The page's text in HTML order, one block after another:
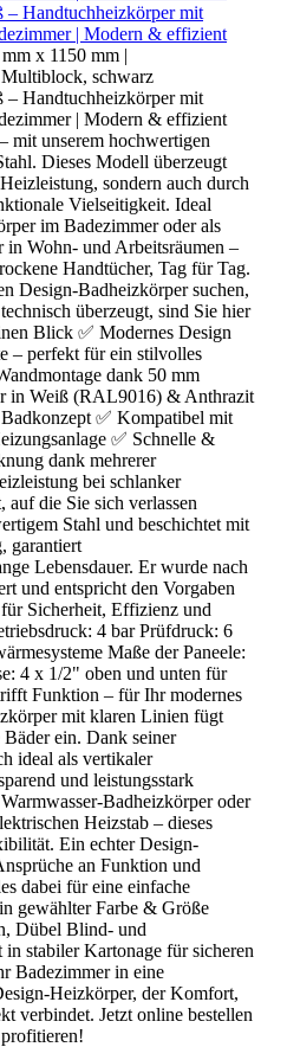
– Handtuchheizkörper mit
| Modern & effizient
x 1150 mm |
schwarz
– Handtuchheizkörper mit
| Modern & effizient
mit unserem hochwertigen
Dieses Modell überzeugt
sondern auch durch
Vielseitigkeit. Ideal
im Badezimmer oder als
in Wohn- und Arbeitsräumen –
Handtücher, Tag für Tag.
Design-Badheizkörper suchen,
überzeugt, sind Sie hier
Blick ✅ Modernes Design
– perfekt für ein stilvolles
dank 50 mm
in Weiß (RAL9016) & Anthrazit
✅ Kompatibel mit
✅ Schnelle &
dank mehrerer
bei schlanker
die Sie sich verlassen
Stahl und beschichtet mit
garantiert
Lebensdauer. Er wurde nach
und entspricht den Vorgaben
Sicherheit, Effizienz und
4 bar Prüfdruck: 6
Maße der Paneele:
4 x 1/2" oben und unten für
Funktion – für Ihr modernes
mit klaren Linien fügt
ein. Dank seiner
ideal als vertikaler
und leistungsstark
Badheizkörper oder
Heizstab – dieses
Ein echter Design-
an Funktion und
dabei für eine einfache
gewählter Farbe & Größe
Dübel Blind- und
stabiler Kartonage für sicheren
Badezimmer in eine
Heizkörper, der Komfort,
verbindet. Jetzt online bestellen